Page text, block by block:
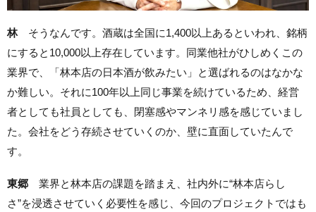
林そうなんです。酒蔵は全国に1,400以上あるといわれ、銘柄
にすると10,000以上存在しています。同業他社がひしめくこの
業界で、「林本店の日本酒が飲みたい」と選ばれるのはなかな
か難しい。それに100年以上同じ事業を続けているため、経営
者としても社員としても、閉塞感やマンネリ感を感じていまし
た。会社をどう存続させていくのか、壁に直面していたんで
す。
東郷 業界と林本店の課題を踏まえ、社内外に“林本店らし
さ”を浸透させていく必要性を感じ、今回のプロジェクトではも